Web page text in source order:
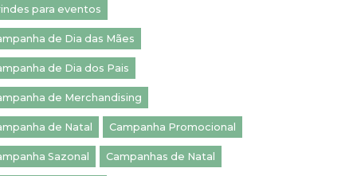
para eventos
de Dia das Mães
de Dia dos Pais
de Merchandising
de Natal Campanha Promocional
Sazonal Campanhas de Natal